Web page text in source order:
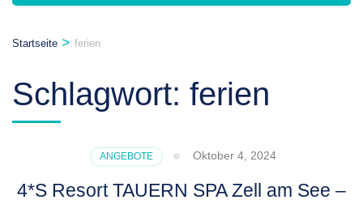
Startseite > ferien
Schlagwort: ferien
ANGEBOTE Oktober 4, 2024
4*S Resort TAUERN SPA Zell am See –